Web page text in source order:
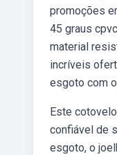
promoções
45 graus
material
incríveis
esgoto com
Este
confiável de
esgoto, o